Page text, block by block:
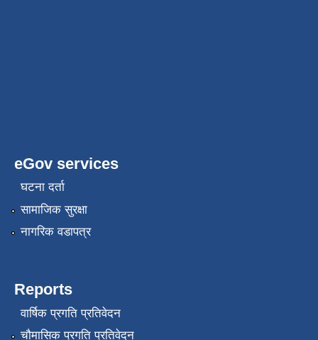
eGov services
घटना दर्ता
सामाजिक सुरक्षा
नागरिक वडापत्र
Reports
वार्षिक प्रगति प्रतिवेदन
चौमासिक प्रगति प्रतिवेदन